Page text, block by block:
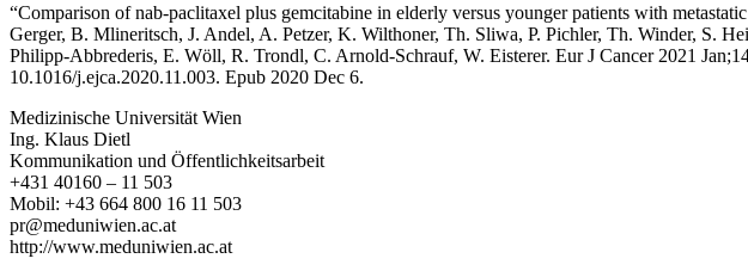
“Comparison of nab-paclitaxel plus gemcitabine in elderly versus younger patients with
Gerger, B. Mlineritsch, J. Andel, A. Petzer, K. Wilthoner, Th. Sliwa, P. Pichler, Th. Winder, S.
Philipp-Abbrederis, E. Wöll, R. Trondl, C. Arnold-Schrauf, W. Eisterer. Eur J Cancer 2021
10.1016/j.ejca.2020.11.003. Epub 2020 Dec 6.
Medizinische Universität Wien
Ing. Klaus Dietl
Kommunikation und Öffentlichkeitsarbeit
+431 40160 – 11 503
Mobil: +43 664 800 16 11 503
pr@meduniwien.ac.at
http://www.meduniwien.ac.at